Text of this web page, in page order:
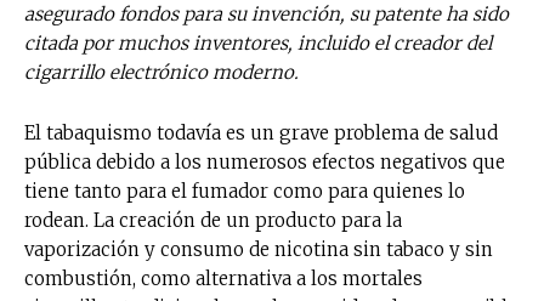
asegurado fondos para su invención, su patente ha sido
citada por muchos inventores, incluido el creador del
cigarrillo electrónico moderno.
El tabaquismo todavía es un grave problema de salud
pública debido a los numerosos efectos negativos que
tiene tanto para el fumador como para quienes lo
rodean. La creación de un producto para la
vaporización y consumo de nicotina sin tabaco y sin
combustión, como alternativa a los mortales